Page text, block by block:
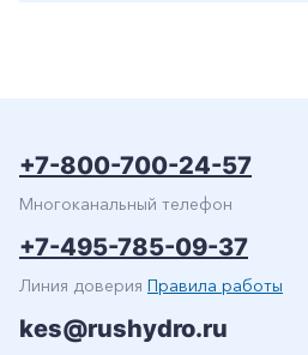
+7-800-700-24-57
Многоканальный телефон
+7-495-785-09-37
Линия доверия Правила работы
kes@rushydro.ru